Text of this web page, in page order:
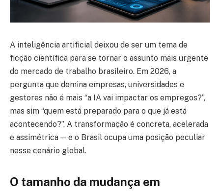
A inteligência artificial deixou de ser um tema de
ficção científica para se tornar o assunto mais urgente
do mercado de trabalho brasileiro. Em 2026, a
pergunta que domina empresas, universidades e
gestores não é mais “a IA vai impactar os empregos?”,
mas sim “quem está preparado para o que já está
acontecendo?”. A transformação é concreta, acelerada
e assimétrica — e o Brasil ocupa uma posição peculiar
nesse cenário global.
O tamanho da mudança em